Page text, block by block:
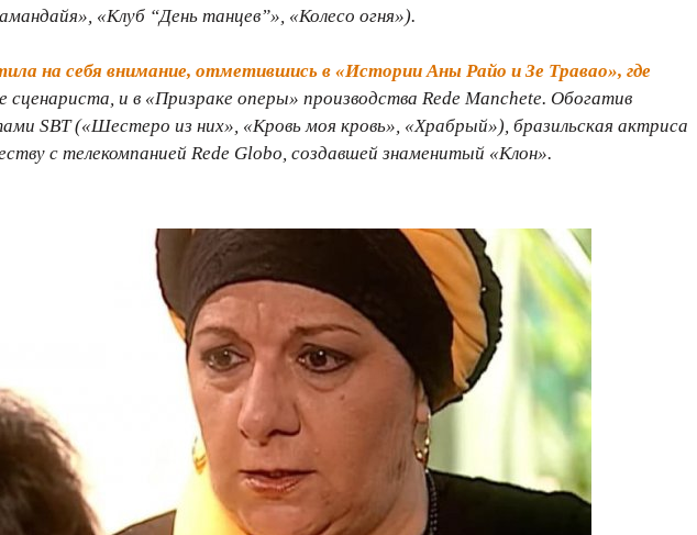
«Клуб “День танцев”», «Колесо огня»).
на себя внимание, отметившись в «Истории Аны Райо и Зе Травао», где
сценариста, и в «Призраке оперы» производства Rede Manchete. Обогатив
SBT («Шестеро из них», «Кровь моя кровь», «Храбрый»), бразильская актриса
с телекомпанией Rede Globo, создавшей знаменитый «Клон».